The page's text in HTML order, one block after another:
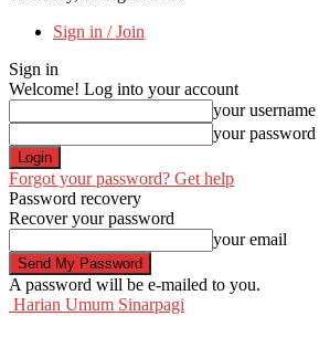
Sign in / Join
Sign in
Welcome! Log into your account
your username
your password
Forgot your password? Get help
Password recovery
Recover your password
your email
A password will be e-mailed to you.
Harian Umum Sinarpagi